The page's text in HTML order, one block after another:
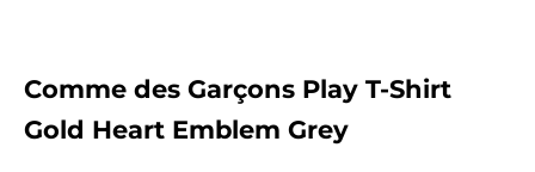
Comme des Garçons Play T-Shirt
Gold Heart Emblem Grey